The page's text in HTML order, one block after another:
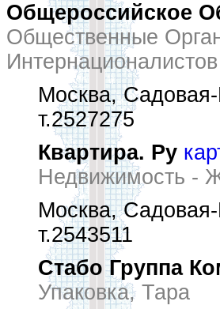
Общероссийское
Общественные
Москва,
т.2527275
Квартира. Ру
Недвижимость -
Москва,
т.2543511
Стабо Группа
Упаковка, Тара